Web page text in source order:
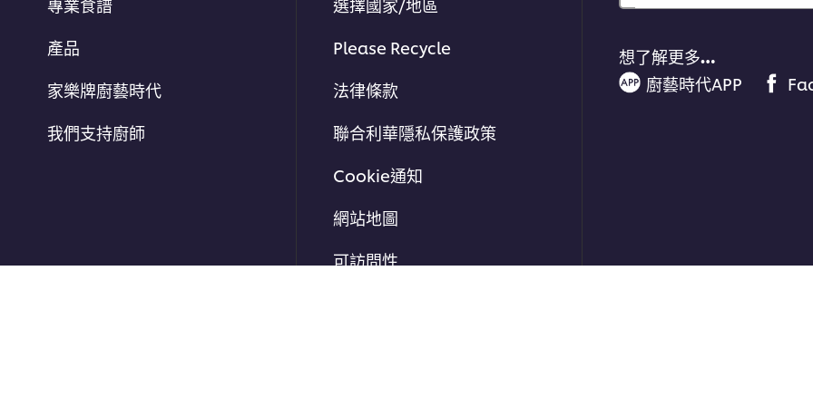
產品
家樂牌廚藝時代
我們支持廚師
Please Recycle
法律條款
聯合利華隱私保護政策
Cookie通知
網站地圖
可訪問性
想了解更多…
廚藝時代APP